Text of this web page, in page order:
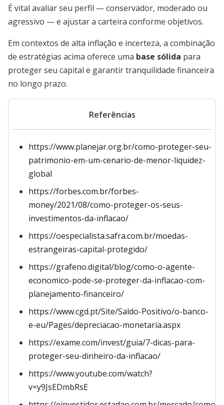
É vital avaliar seu perfil — conservador, moderado ou
agressivo — e ajustar a carteira conforme objetivos.
Em contextos de alta inflação e incerteza, a combinação
de estratégias acima oferece uma base sólida para
proteger seu capital e garantir tranquilidade financeira
no longo prazo.
Referências
https://www.planejar.org.br/como-proteger-seu-
patrimonio-em-um-cenario-de-menor-liquidez-
global
https://forbes.com.br/forbes-
money/2021/08/como-proteger-os-seus-
investimentos-da-inflacao/
https://oespecialista.safra.com.br/moedas-
estrangeiras-capital-protegido/
https://grafeno.digital/blog/como-o-agente-
economico-pode-se-proteger-da-inflacao-com-
planejamento-financeiro/
https://www.cgd.pt/Site/Saldo-Positivo/o-banco-
e-eu/Pages/depreciacao-monetaria.aspx
https://exame.com/invest/guia/7-dicas-para-
proteger-seu-dinheiro-da-inflacao/
https://www.youtube.com/watch?
v=y9JsEDmbRsE